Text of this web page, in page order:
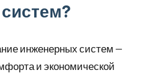
инженерных систем —
и экономической